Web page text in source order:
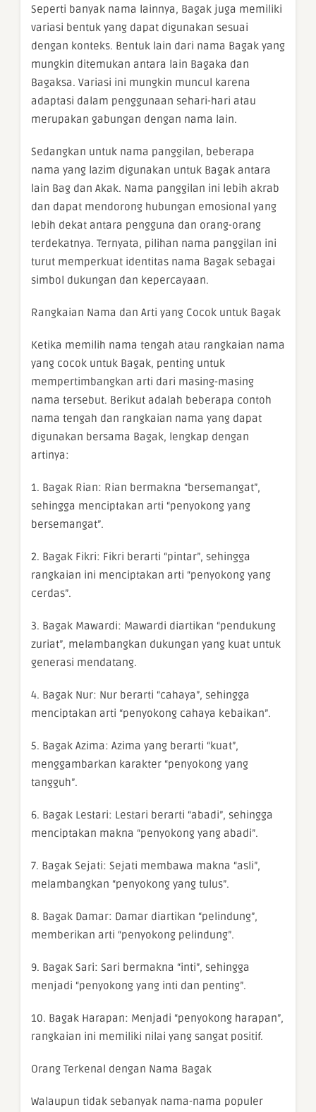
Seperti banyak nama lainnya, Bagak juga memiliki
variasi bentuk yang dapat digunakan sesuai
dengan konteks. Bentuk lain dari nama Bagak yang
mungkin ditemukan antara lain Bagaka dan
Bagaksa. Variasi ini mungkin muncul karena
adaptasi dalam penggunaan sehari-hari atau
merupakan gabungan dengan nama lain.
Sedangkan untuk nama panggilan, beberapa
nama yang lazim digunakan untuk Bagak antara
lain Bag dan Akak. Nama panggilan ini lebih akrab
dan dapat mendorong hubungan emosional yang
lebih dekat antara pengguna dan orang-orang
terdekatnya. Ternyata, pilihan nama panggilan ini
turut memperkuat identitas nama Bagak sebagai
simbol dukungan dan kepercayaan.
Rangkaian Nama dan Arti yang Cocok untuk Bagak
Ketika memilih nama tengah atau rangkaian nama
yang cocok untuk Bagak, penting untuk
mempertimbangkan arti dari masing-masing
nama tersebut. Berikut adalah beberapa contoh
nama tengah dan rangkaian nama yang dapat
digunakan bersama Bagak, lengkap dengan
artinya:
1. Bagak Rian: Rian bermakna “bersemangat”,
sehingga menciptakan arti “penyokong yang
bersemangat”.
2. Bagak Fikri: Fikri berarti “pintar”, sehingga
rangkaian ini menciptakan arti “penyokong yang
cerdas”.
3. Bagak Mawardi: Mawardi diartikan “pendukung
zuriat”, melambangkan dukungan yang kuat untuk
generasi mendatang.
4. Bagak Nur: Nur berarti “cahaya”, sehingga
menciptakan arti “penyokong cahaya kebaikan”.
5. Bagak Azima: Azima yang berarti “kuat”,
menggambarkan karakter “penyokong yang
tangguh”.
6. Bagak Lestari: Lestari berarti “abadi”, sehingga
menciptakan makna “penyokong yang abadi”.
7. Bagak Sejati: Sejati membawa makna “asli”,
melambangkan “penyokong yang tulus”.
8. Bagak Damar: Damar diartikan “pelindung”,
memberikan arti “penyokong pelindung”.
9. Bagak Sari: Sari bermakna “inti”, sehingga
menjadi “penyokong yang inti dan penting”.
10. Bagak Harapan: Menjadi “penyokong harapan”,
rangkaian ini memiliki nilai yang sangat positif.
Orang Terkenal dengan Nama Bagak
Walaupun tidak sebanyak nama-nama populer